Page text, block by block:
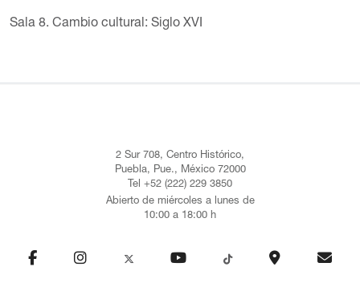
Sala 8. Cambio cultural: Siglo XVI
2 Sur 708, Centro Histórico,
Puebla, Pue., México 72000
Tel +52 (222) 229 3850
Abierto de miércoles a lunes de
10:00 a 18:00 h